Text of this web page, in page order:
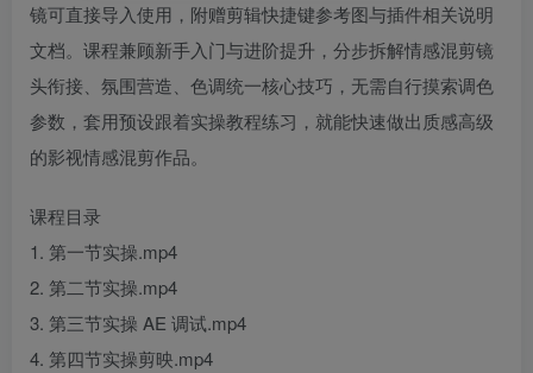
镜可直接导入使用，附赠剪辑快捷键参考图与插件相关说明
文档。课程兼顾新手入门与进阶提升，分步拆解情感混剪镜
头衔接、氛围营造、色调统一核心技巧，无需自行摸索调色
参数，套用预设跟着实操教程练习，就能快速做出质感高级
的影视情感混剪作品。
课程目录
1. 第一节实操.mp4
2. 第二节实操.mp4
3. 第三节实操 AE 调试.mp4
4. 第四节实操剪映.mp4